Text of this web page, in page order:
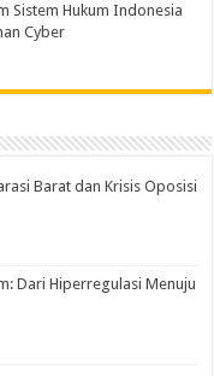
Sistem Hukum Indonesia
Cyber
Barat dan Krisis Oposisi
Dari Hiperregulasi Menuju